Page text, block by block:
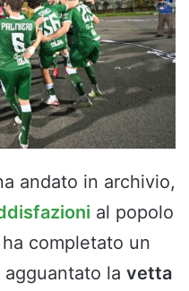
andato in archivio,
al popolo
ha completato un
agguantato la vetta